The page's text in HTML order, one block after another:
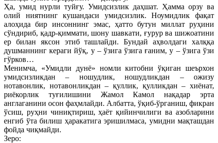
Ҳа, умид нурли туйғу. Умидсизлик даҳшат. Ҳамма орзу ва
олий ниятнинг кушандаси умидсизлик. Ноумидлик фақат
алоҳида бир инсоннинг эмас, ҳатто бутун миллат руҳини
сўндириб, қадр-қиммати, шону шавкати, ғурур ва шижоатини
ер билан яксон этиб ташлайди. Бундай аҳволдаги халққа
душманнинг кераги йўқ, у – ўзига ўзига ғаним, у – ўзига ўзи
гўрков…
Менимча, «Умидли дунё» номли китобни ўқиган шеърхон
умидсизликдан – ношудлик, ношудликдан – ожизу
нотавонлик, нотавонликдан – қуллик, қулликдан – хиёнат,
риёкорлик туғилишини Жамол Камол нақадар эрта
англаганини осон фаҳмлайди. Албатта, ўқиб-ўрганиш, фикран
ўсиш, руҳни чиниқтириш, ҳаёт қийинчилиги ва азобларини
енгиб ўта билиш ҳаракатига эришилмаса, умидни мақташдан
фойда чиқмайди.
Зеро: